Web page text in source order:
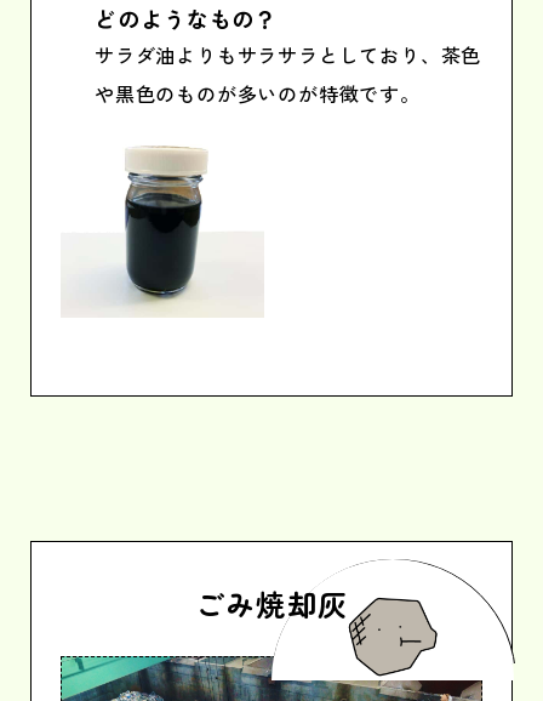
どのようなもの？
サラダ油よりもサラサラとしており、茶色
や黒色のものが多いのが特徴です。
ごみ焼却灰